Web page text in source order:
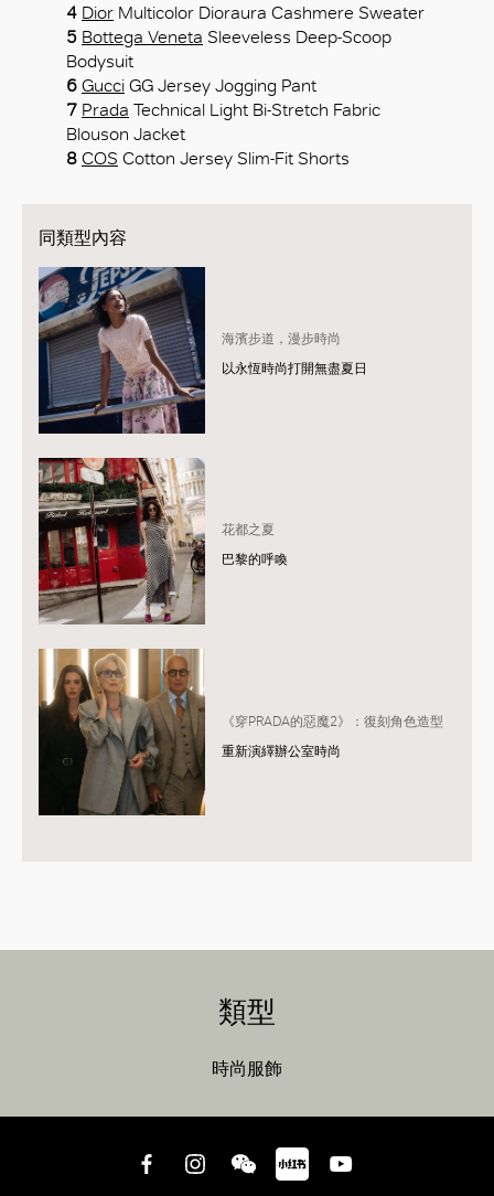
4 Dior Multicolor Dioraura Cashmere Sweater
5 Bottega Veneta Sleeveless Deep-Scoop
Bodysuit
6 Gucci GG Jersey Jogging Pant
7 Prada Technical Light Bi-Stretch Fabric
Blouson Jacket
8 COS Cotton Jersey Slim-Fit Shorts
同類型內容
海濱步道，漫步時尚
以永恆時尚打開無盡夏日
花都之夏
巴黎的呼喚
《穿PRADA的惡魔2》：復刻角色造型
重新演繹辦公室時尚
類型
時尚服飾